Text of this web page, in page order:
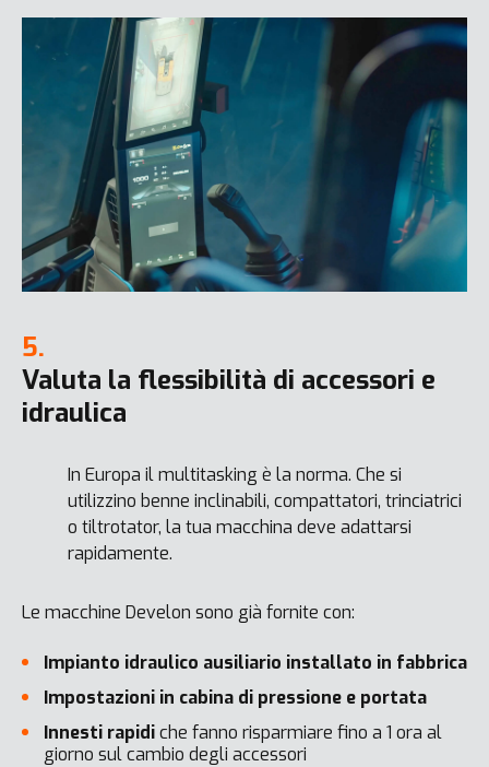
5.
Valuta la flessibilità di accessori e
idraulica
In Europa il multitasking è la norma. Che si
utilizzino benne inclinabili, compattatori, trinciatrici
o tiltrotator, la tua macchina deve adattarsi
rapidamente.
Le macchine Develon sono già fornite con:
Impianto idraulico ausiliario installato in fabbrica
Impostazioni in cabina di pressione e portata
Innesti rapidiche fanno risparmiare fino a 1 ora al
giorno sul cambio degli accessori